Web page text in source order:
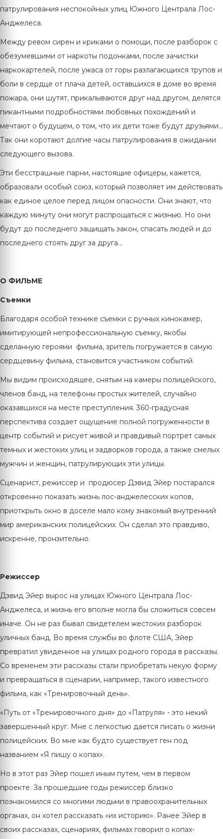
патрулирования неспокойных улиц Южного Централа Лос-
Анджелеса.
Между ревом сирен и криками о помощи, после разборок с
обезумевшими от наркоты подонками, после зачистки
наркокартелей, после ужаса от горы разлагающихся трупов и
боли в сердце от плача детей, оставшихся в доме во время
пожара, они шутят, прикалываются друг над другом, делятся
пикантными подробностями любовных похождений и
мечтают о будущем, о том, что их дети тоже будут друзьями…
Так они коротают долгие часы патрулирования в ожидании
следующего вызова.
Эти бесстрашные парни, настоящие офицеры, кажется,
образовали особый союз, который позволяет им действовать
как единое целое перед лицом опасности. Они знают, что
каждую минуту они могут распрощаться с жизнью. Но они
будут до последнего защищать закон, спасать людей и до
последнего стоять друг за друга…
О ФИЛЬМЕ
Съемки
Благодаря особой технике съемки с ручных кинокамер,
имитирующей непрофессиональную съемку, якобы
сделанную героями фильма, зритель погружается в самую
сердцевину фильма, становится участником событий.
Мы видим происходящее, снятым на камеры полицейского,
членов банд, на телефоны простых жителей, случайно
оказавшихся на месте преступления. 360-градусная
перспектива создает ощущение полной погруженности в
центр событий и рисует живой и правдивый портрет самых
темных и жестоких улиц и задворков города, а также смелых
мужчин и женщин, патрулирующих эти улицы.
Сценарист, режиссер и продюсер Дэвид Эйер постарался
откровенно показать жизнь лос-анджелесских копов,
приоткрыть окно в доселе мало кому знакомый внутренний
мир американских полицейских. Он сделал это правдиво,
искренне, пронзительно.
Режиссер
Дэвид Эйер вырос на улицах Южного Централа Лос-
Анджелеса, и жизнь его вполне могла бы сложиться совсем
иначе. Он не раз бывал свидетелем жестоких разборок
уличных банд. Во время службы во флоте США, Эйер
превратил увиденное на улицах родного города в рассказы.
Со временем эти рассказы стали приобретать некую форму
и превращаться в сценарии, например, такого известного
фильма, как «Тренировочный день».
«Путь от «Тренировочного дня» до «Патруля» - это некий
завершенный круг. Мне с легкостью дается писать о жизни
полицейских. Во мне как будто существует ген под
названием «Я пишу о копах».
Но в этот раз Эйер пошел иным путем, чем в первом
проекте. За прошедшие годы режиссер близко
познакомился со многими людьми в правоохранительных
органах, он хотел рассказать «их историю». Ранее Эйер в
своих рассказах, сценариях, фильмах говорил о копах-